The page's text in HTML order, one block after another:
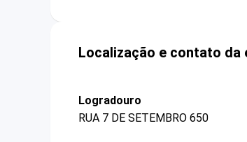
Localização e contato da
Logradouro
RUA 7 DE SETEMBRO 650